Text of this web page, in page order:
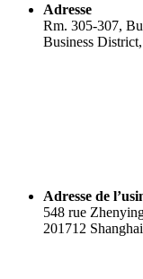
Adresse
Rm. 305-307,
Business
Adresse de
548 rue
201712